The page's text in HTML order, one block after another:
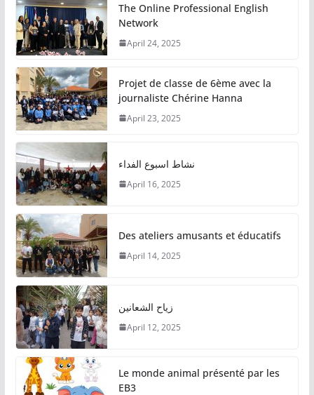
The Online Professional English
Network
April 24, 2025
Projet de classe de 6ème avec la
journaliste Chérine Hanna
April 23, 2025
نشاط اسبوع الفداء
April 16, 2025
Des ateliers amusants et éducatifs
April 14, 2025
زياح الشعانين
April 12, 2025
Le monde animal présenté par les
EB3